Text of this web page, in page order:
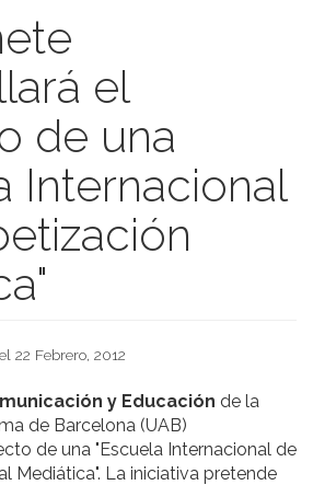
el
de una
Internacional
el 22 Febrero, 2012
y Educación de la
de Barcelona (UAB)
de una "Escuela Internacional de
Mediática". La iniciativa pretende